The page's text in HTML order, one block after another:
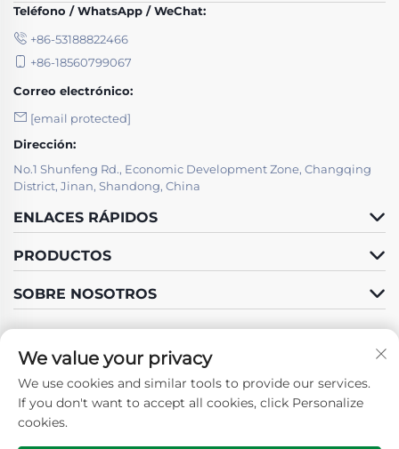
Teléfono / WhatsApp / WeChat:
+86-53188822466
+86-18560799067
Correo electrónico:
[email protected]
Dirección:
No.1 Shunfeng Rd., Economic Development Zone, Changqing
District, Jinan, Shandong, China
ENLACES RÁPIDOS
PRODUCTOS
SOBRE NOSOTROS
Síganos
We value your privacy
We use cookies and similar tools to provide our services.
If you don't want to accept all cookies, click Personalize
cookies.